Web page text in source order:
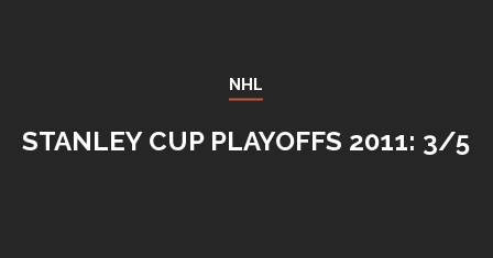
NHL
STANLEY CUP PLAYOFFS 2011: 3/5